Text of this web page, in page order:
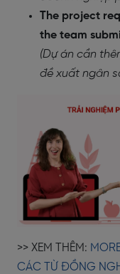
The project
the team
(Dự án cần
đề xuất ngân
>> XEM THÊM:
CÁC TỪ ĐỒNG